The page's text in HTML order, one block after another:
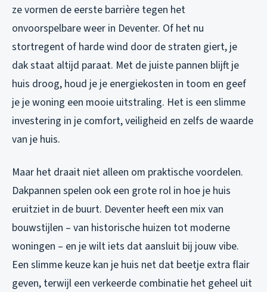
ze vormen de eerste barrière tegen het
onvoorspelbare weer in Deventer. Of het nu
stortregent of harde wind door de straten giert, je
dak staat altijd paraat. Met de juiste pannen blijft je
huis droog, houd je je energiekosten in toom en geef
je je woning een mooie uitstraling. Het is een slimme
investering in je comfort, veiligheid en zelfs de waarde
van je huis.
Maar het draait niet alleen om praktische voordelen.
Dakpannen spelen ook een grote rol in hoe je huis
eruitziet in de buurt. Deventer heeft een mix van
bouwstijlen – van historische huizen tot moderne
woningen – en je wilt iets dat aansluit bij jouw vibe.
Een slimme keuze kan je huis net dat beetje extra flair
geven, terwijl een verkeerde combinatie het geheel uit